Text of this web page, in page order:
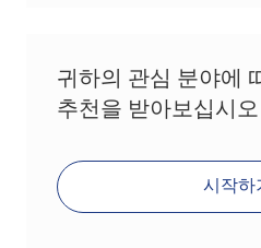
귀하의 관심 분야에
추천을 받아보십시오
시작하